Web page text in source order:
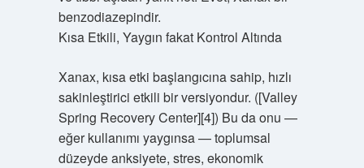
benzodiazepindir.
Kısa Etkili, Yaygın fakat Kontrol Altında
Xanax, kısa etki başlangıcına sahip, hızlı
sakinleştirici etkili bir versiyondur. ([Valley
Spring Recovery Center][4]) Bu da onu —
eğer kullanımı yaygınsa — toplumsal
düzeyde anksiyete, stres, ekonomik